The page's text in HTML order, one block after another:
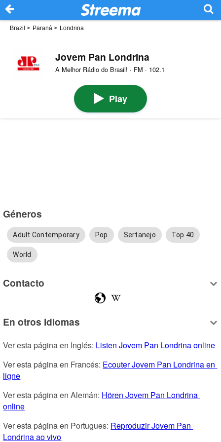
Brazil > Paraná > Londrina
Jovem Pan Londrina
A Melhor Rádio do Brasil! · FM · 102.1
Play
Géneros
Adult Contemporary Pop Sertanejo Top 40
World
Contacto
En otros idiomas
Ver esta página en Inglés: Listen Jovem Pan Londrina online
Ver esta página en Francés: Ecouter Jovem Pan Londrina en
ligne
Ver esta página en Alemán: Hören Jovem Pan Londrina
online
Ver esta página en Portugues: Reproduzir Jovem Pan
Londrina ao vivo